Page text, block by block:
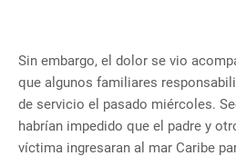
Sin embargo, el dolor se vio
que algunos familiares
de servicio el pasado miércoles.
habrían impedido que el padre y
víctima ingresaran al mar Caribe